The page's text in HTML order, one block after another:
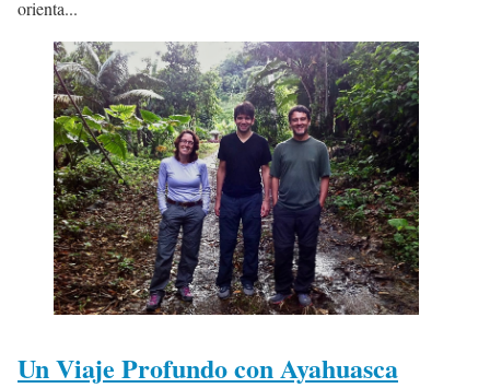
orienta...
Un Viaje Profundo con Ayahuasca